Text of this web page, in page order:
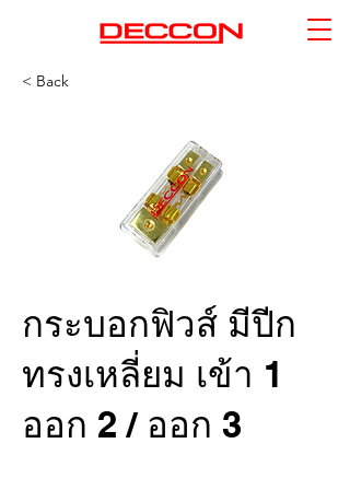
< Back
กระบอกฟิวส์ มีปีก
ทรงเหลี่ยม เข้า 1
ออก 2 / ออก 3